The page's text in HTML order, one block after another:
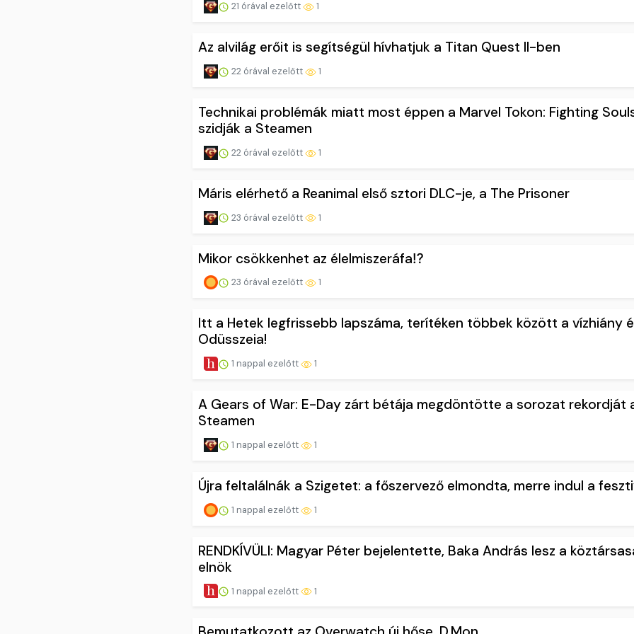
21 órával ezelőtt 1
Az alvilág erőit is segítségül hívhatjuk a Titan Quest II-ben
22 órával ezelőtt 1
Technikai problémák miatt most éppen a Marvel Tokon: Fighting
szidják a Steamen
22 órával ezelőtt 1
Máris elérhető a Reanimal első sztori DLC-je, a The Prisoner
23 órával ezelőtt 1
Mikor csökkenhet az élelmiszeráfa⁉️
23 órával ezelőtt 1
Itt a Hetek legfrissebb lapszáma, terítéken többek között a vízhiány
Odüsszeia!
1 nappal ezelőtt 1
A Gears of War: E-Day zárt bétája megdöntötte a sorozat rekordját
Steamen
1 nappal ezelőtt 1
Újra feltalálnák a Szigetet: a főszervező elmondta, merre indul a
1 nappal ezelőtt 1
RENDKÍVÜLI: Magyar Péter bejelentette, Baka András lesz a
elnök
1 nappal ezelőtt 1